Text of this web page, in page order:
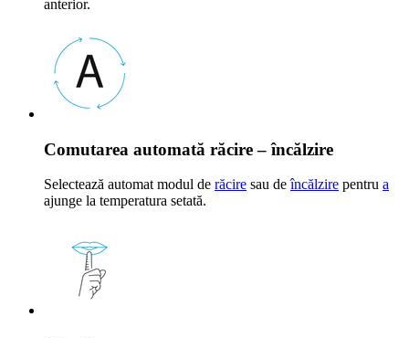
anterior.
Comutarea automată răcire – încălzire
Selectează automat modul de răcire sau deîncălzire pentru a
ajunge la temperatura setată.